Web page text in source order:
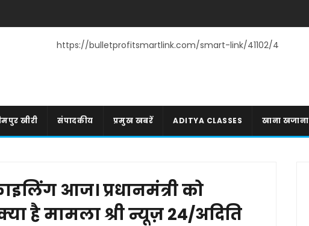
https://bulletprofitsmartlink.com/smart-link/41102/4
खीरी संपादकीय प्रमुख खबरें ADITYA CLASSES खाना खजाना
आज। प्रधानमंत्री को
है मामला श्री न्यूज़ 24/अदिति